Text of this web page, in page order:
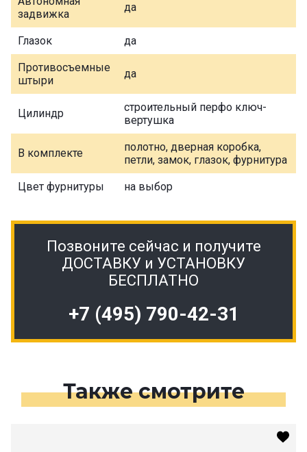
задвижка
да
Глазок да
Противосъемные
штыри
да
Цилиндр
строительный перфо ключ-
вертушка
В комплекте
полотно, дверная коробка,
петли, замок, глазок, фурнитура
Цвет фурнитуры на выбор
Позвоните сейчас и получите
ДОСТАВКУ и УСТАНОВКУ
БЕСПЛАТНО
+7 (495) 790-42-31
Также смотрите